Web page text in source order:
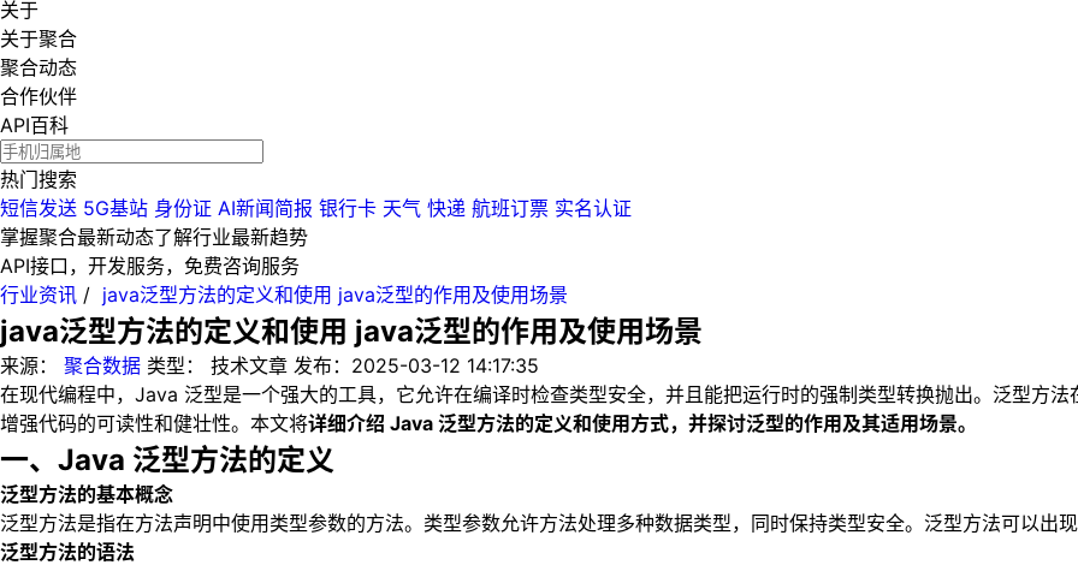
关于
关于聚合
聚合动态
合作伙伴
API百科
热门搜索
短信发送 5G基站 身份证 AI新闻简报 银行卡 天气 快递 航班订票 实名认证
掌握聚合最新动态了解行业最新趋势
API接口，开发服务，免费咨询服务
行业资讯 / java泛型方法的定义和使用 java泛型的作用及使用场景
java泛型方法的定义和使用 java泛型的作用及使用场景
来源： 聚合数据 类型： 技术文章 发布： 2025-03-12 14:17:35
在现代编程中，Java 泛型是一个强大的工具，它允许在编译时检查类型安全，并且能把运行时的强制类型转换抛出。泛型方
增强代码的可读性和健壮性。本文将详细介绍 Java 泛型方法的定义和使用方式，并探讨泛型的作用及其适用场景。
一、Java 泛型方法的定义
泛型方法的基本概念
泛型方法是指在方法声明中使用类型参数的方法。类型参数允许方法处理多种数据类型，同时保持类型安全。泛型方法可以出
泛型方法的语法